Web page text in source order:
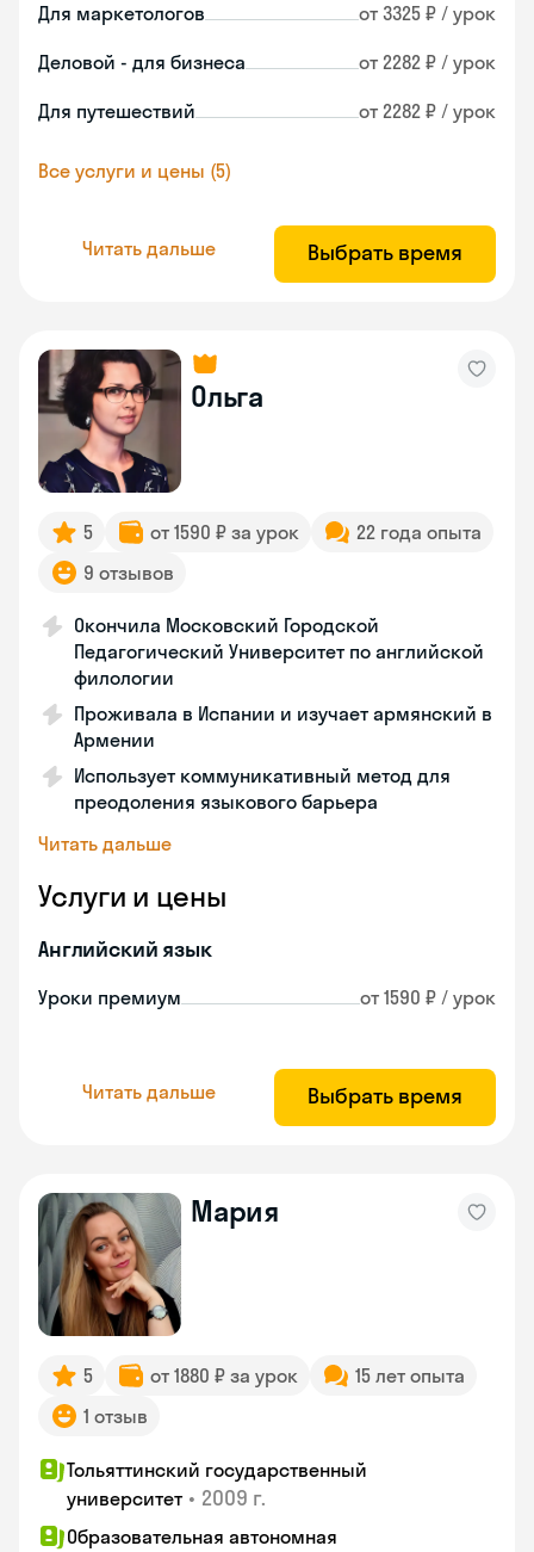
Для маркетологов от 3325 ₽ / урок
Деловой - для бизнеса от 2282 ₽ / урок
Для путешествий от 2282 ₽ / урок
Все услуги и цены (5)
Читать дальше Выбрать время
Ольга
5 от 1590 ₽ за урок
22 года опыта
9 отзывов
Окончила Московский Городской
Педагогический Университет по английской
филологии
Проживала в Испании и изучает армянский в
Армении
Использует коммуникативный метод для
преодоления языкового барьера
Читать дальше
Услуги и цены
Английский язык
Уроки премиум от 1590 ₽ / урок
Читать дальше Выбрать время
Мария
5 от 1880 ₽ за урок
15 лет опыта
1 отзыв
Тольяттинский государственный
университет • 2009 г.
Образовательная автономная